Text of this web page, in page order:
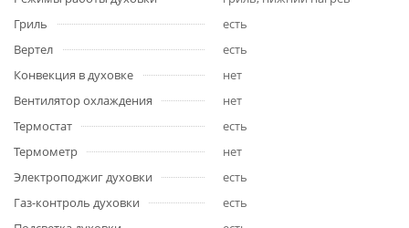
Гриль
есть
Вертел
есть
Конвекция в духовке
нет
Вентилятор охлаждения
нет
Термостат
есть
Термометр
нет
Электроподжиг духовки
есть
Газ-контроль духовки
есть